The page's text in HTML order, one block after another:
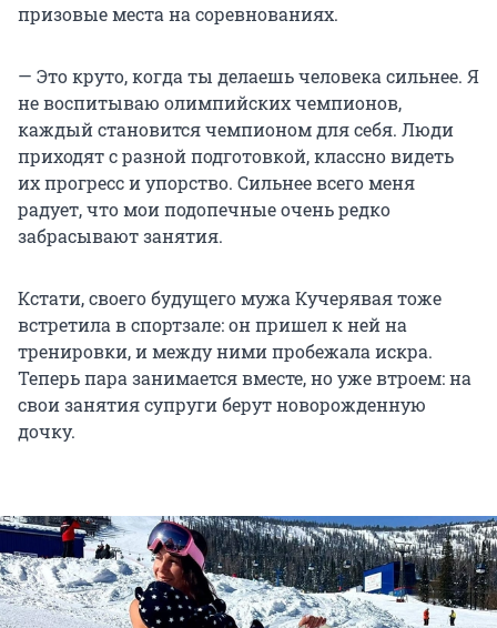
призовые места на соревнованиях.
— Это круто, когда ты делаешь человека сильнее. Я
не воспитываю олимпийских чемпионов,
каждый становится чемпионом для себя. Люди
приходят с разной подготовкой, классно видеть
их прогресс и упорство. Сильнее всего меня
радует, что мои подопечные очень редко
забрасывают занятия.
Кстати, своего будущего мужа Кучерявая тоже
встретила в спортзале: он пришел к ней на
тренировки, и между ними пробежала искра.
Теперь пара занимается вместе, но уже втроем: на
свои занятия супруги берут новорожденную
дочку.